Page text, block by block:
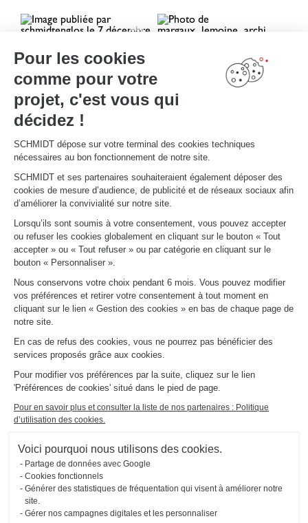
Pour les cookies
comme pour votre
projet, c'est vous qui
décidez !
SCHMIDT dépose sur votre terminal des cookies techniques
nécessaires au bon fonctionnement de notre site.
SCHMIDT et ses partenaires souhaiteraient également déposer des
cookies de mesure d’audience, de publicité et de réseaux sociaux afin
d’améliorer la convivialité sur notre site.
Lorsqu’ils sont soumis à votre consentement, vous pouvez accepter
ou refuser les cookies globalement en cliquant sur le bouton « Tout
accepter » ou « Tout refuser » ou par catégorie en cliquant sur le
bouton « Personnaliser ».
Nous conservons votre choix pendant 6 mois. Vous pouvez modifier
vos préférences et retirer votre consentement à tout moment en
cliquant sur le lien « Gestion des cookies » en bas de chaque page de
notre site.
En cas de refus des cookies, vous ne pourrez pas bénéficier des
services proposés grâce aux cookies.
Pour modifier vos préférences par la suite, cliquez sur le lien
'Préférences de cookies' situé dans le pied de page.
Pour en savoir plus et consulter la liste de nos partenaires : Politique
d’utilisation des cookies.
Voici pourquoi nous utilisons des cookies.
Partage de données avec Google
Cookies fonctionnels
Générer des statistiques de fréquentation qui visent à améliorer notre
site.
Gérer nos campagnes digitales et les personnaliser